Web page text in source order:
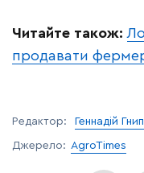
Читайте також:
продавати
Редактор: Геннадій Гнип
Джерело: AgroTimes